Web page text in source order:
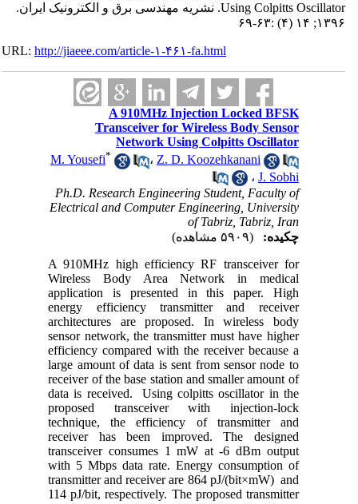
Using Colpitts Oscillator. نشریه مهندسی برق و الکترونیک ایران.
۱۳۹۶; ۱۴ (۴) :۶۳-۶۹
URL:http://jiaeee.com/article-۱-۴۶۱-fa.html
A 910MHz Injection Locked BFSK
Transceiver for Wireless Body Sensor
Network Using Colpitts Oscillator
M. Yousefi* ،Z. D. Koozehkanani
، J. Sobhi
Ph.D. Research Engineering Student, Faculty of
Electrical and Computer Engineering, University
of Tabriz, Tabriz, Iran
چکیده:
A 910MHz high efficiency RF transceiver for
Wireless Body Area Network in medical
application is presented in this paper. High
energy efficiency transmitter and receiver
architectures are proposed. In wireless body
sensor network, the transmitter must have higher
efficiency compared with the receiver because a
large amount of data is sent from sensor node to
receiver of the base station and smaller amount of
data is received. Using colpitts oscillator in the
proposed transceiver with injection-lock
technique, the efficiency of transmitter and
receiver has been improved. The designed
transceiver consumes 1 mW at -6 dBm output
with 5 Mbps data rate. Energy consumption of
transmitter and receiver are 864 pJ/(bit×mW) and
114 pJ/bit, respectively. The proposed transmitter